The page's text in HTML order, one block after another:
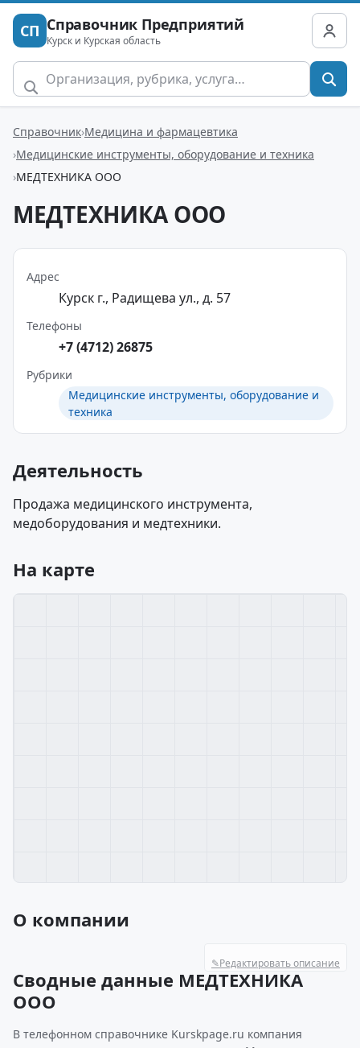
СП Справочник Предприятий
Курск и Курская область
Справочник Медицина и фармацевтика
Медицинские инструменты, оборудование и техника
МЕДТЕХНИКА ООО
МЕДТЕХНИКА ООО
Адрес
Курск г., Радищева ул., д. 57
Телефоны
+7 (4712) 26875
Рубрики
Медицинские инструменты, оборудование и
техника
Деятельность
Продажа медицинского инструмента,
медоборудования и медтехники.
На карте
О компании
✎Редактировать описание
Сводные данные МЕДТЕХНИКА
ООО
В телефонном справочнике Kurskpage.ru компания